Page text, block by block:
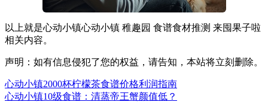
以上就是心动小镇心动小镇 稚趣园 食谱食材推测 来囤果子啦
相关内容。
声明：如有信息侵犯了您的权益，请告知，本站将立刻删除。
心动小镇2000杯柠檬茶食谱价格利润指南
心动小镇10级食谱：清蒸帝王蟹颜值低？